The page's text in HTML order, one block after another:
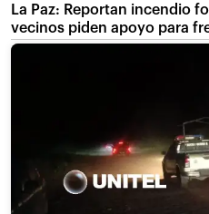
La Paz: Reportan incendio
vecinos piden apoyo para